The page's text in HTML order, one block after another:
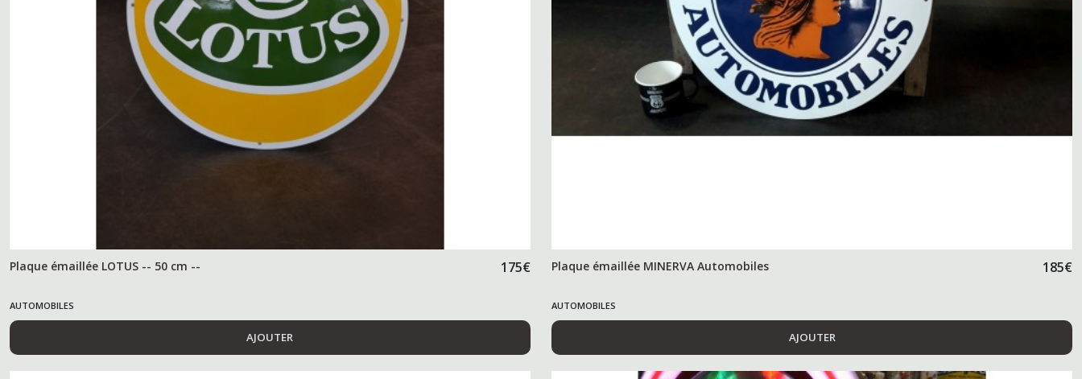
Plaque émaillée LOTUS -- 50 cm -- 175€
AUTOMOBILES
AJOUTER
Plaque émaillée MINERVA Automobiles 185€
AUTOMOBILES
AJOUTER